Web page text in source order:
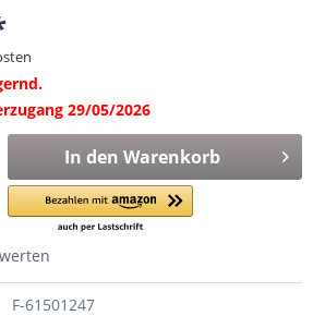
29/05/2026
In den Warenkorb
F-61501247